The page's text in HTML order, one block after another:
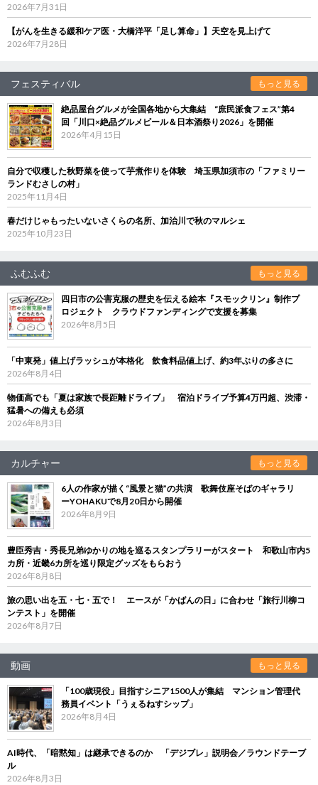
2026年7月31日
【がんを生きる緩和ケア医・大橋洋平「足し算命」】天空を見上げて
2026年7月28日
フェスティバル もっと見る
絶品屋台グルメが全国各地から大集結 “庶民派食フェス”第4
回「川口×絶品グルメビール＆日本酒祭り2026」を開催
2026年4月15日
自分で収穫した秋野菜を使って芋煮作りを体験 埼玉県加須市の「ファミリー
ランドむさしの村」
2025年11月4日
春だけじゃもったいないさくらの名所、加治川で秋のマルシェ
2025年10月23日
ふむふむ もっと見る
四日市の公害克服の歴史を伝える絵本『スモックリン』制作プ
ロジェクト クラウドファンディングで支援を募集
2026年8月5日
「中東発」値上げラッシュが本格化 飲食料品値上げ、約3年ぶりの多さに
2026年8月4日
物価高でも「夏は家族で長距離ドライブ」 宿泊ドライブ予算4万円超、渋滞・
猛暑への備えも必須
2026年8月3日
カルチャー もっと見る
6人の作家が描く“風景と猫”の共演 歌舞伎座そばのギャラリ
ーYOHAKUで8月20日から開催
2026年8月9日
豊臣秀吉・秀長兄弟ゆかりの地を巡るスタンプラリーがスタート 和歌山市内5
カ所・近畿6カ所を巡り限定グッズをもらおう
2026年8月8日
旅の思い出を五・七・五で！ エースが「かばんの日」に合わせ「旅行川柳コ
ンテスト」を開催
2026年8月7日
動画 もっと見る
「100歳現役」目指すシニア1500人が集結 マンション管理代
務員イベント「うぇるねすシップ」
2026年8月4日
AI時代、「暗黙知」は継承できるのか 「デジブレ」説明会／ラウンドテーブ
ル
2026年8月3日